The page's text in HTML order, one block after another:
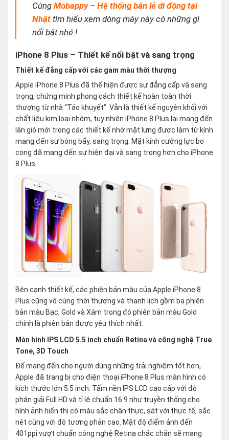
CùngMobappy – Hệ thống bán lẻ di động tại
Nhật tìm hiểu xem dòng máy này có những gì
nổi bật nhé.!
iPhone 8 Plus – Thiết kế nổi bật và sang trọng
Thiết kế đẳng cấp với các gam màu thời thượng
Apple iPhone 8 Plus đã thể hiện được sự đẳng cấp và sang
trọng, chứng minh phong cách thiết kế hoàn toàn thời
thượng từ nhà “Táo khuyết”. Vẫn là thiết kế nguyên khối với
chất liệu kim loại nhôm, tuy nhiên iPhone 8 Plus lại mang đến
làn gió mới trong các thiết kế nhờ mặt lưng được làm từ kính
mang đến sự bóng bẩy, sang trọng. Mặt kính cường lực bo
cong đã mang đến sự hiện đại và sang trọng hơn cho iPhone
8 Plus.
Bên cạnh thiết kế, các phiên bản màu của Apple iPhone 8
Plus cũng vô cùng thời thượng và thanh lịch gồm ba phiên
bản màu Bạc, Gold và Xám trong đó phiên bản màu Gold
chính là phiên bản được yêu thích nhất.
Màn hình IPS LCD 5.5 inch chuẩn Retina và công nghệ True
Tone, 3D Touch
Để mang đến cho người dùng những trải nghiệm tốt hơn,
Apple đã trang bị cho điện thoại iPhone 8 Plus màn hình có
kích thước lớn 5.5 inch. Tấm nền IPS LCD cao cấp với độ
phân giải Full HD và tỉ lệ chuẩn 16:9 như truyền thống cho
hình ảnh hiển thị có màu sắc chân thực, sát với thực tế, sắc
nét cùng với độ tương phản cao. Mật độ điểm ảnh đến
401ppi vượt chuẩn công nghệ Retina chắc chắn sẽ mang